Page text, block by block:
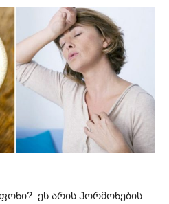
ეს არის ჰორმონების